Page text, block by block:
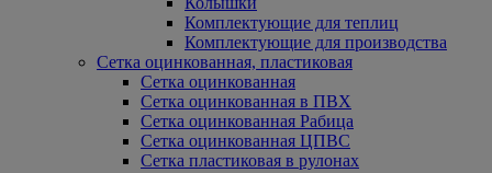
Комплектующие для теплиц
Комплектующие для производства
Сетка оцинкованная, пластиковая
Сетка оцинкованная
Сетка оцинкованная в ПВХ
Сетка оцинкованная Рабица
Сетка оцинкованная ЦПВС
Сетка пластиковая в рулонах